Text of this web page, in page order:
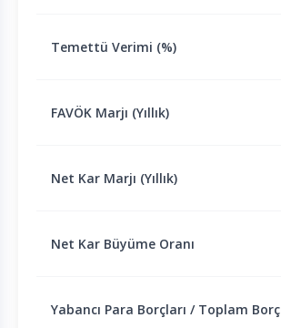
Temettü Verimi (%)
FAVÖK Marjı (Yıllık)
Net Kar Marjı (Yıllık)
Net Kar Büyüme Oranı
Yabancı Para Borçları / Toplam Borç